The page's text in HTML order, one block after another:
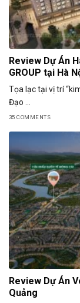
Review Dự Án
GROUP tại Hà
Tọa lạc tại vị trí
Đạo ...
35 COMMENTS
Review Dự Án
Quảng